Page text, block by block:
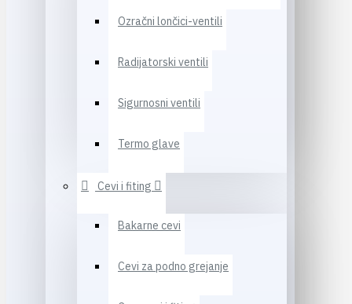
Ozračni lončici-ventili
Radijatorski ventili
Sigurnosni ventili
Termo glave
Cevi i fiting
Bakarne cevi
Cevi za podno grejanje